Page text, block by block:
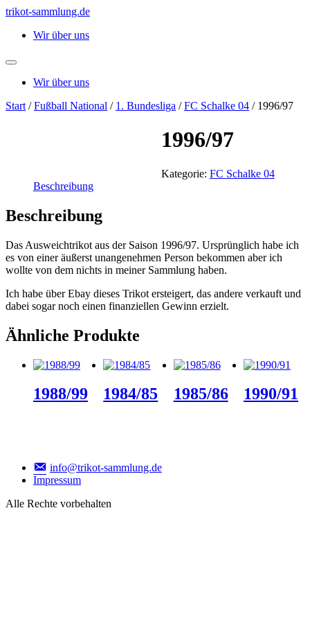
Zum
springen
trikot-sammlung.de
Wir über uns
Wir über uns
Start /Fußball National / 1. Bundesliga /FC Schalke 04 / 1996/97
1996/97
Kategorie: FC Schalke 04
Beschreibung
Beschreibung
Das Ausweichtrikot aus der Saison 1996/97. Ursprünglich habe ich
es von einer äußerst unangenehmen Person bekommen aber ich
wollte von dem nichts in meiner Sammlung haben.
Ich habe über Ebay dieses Trikot ersteigert, das andere verkauft und
dabei sogar noch einen finanziellen Gewinn erzielt.
Ähnliche Produkte
1988/99 1984/85 1985/86 1990/91
info@trikot-sammlung.de
Impressum
Alle Rechte vorbehalten